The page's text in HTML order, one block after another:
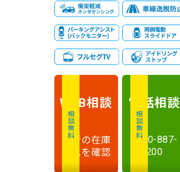
相談無料
WEB相談
最新の在庫
状況を確認
相談無料
電話相談
0120-887-
200